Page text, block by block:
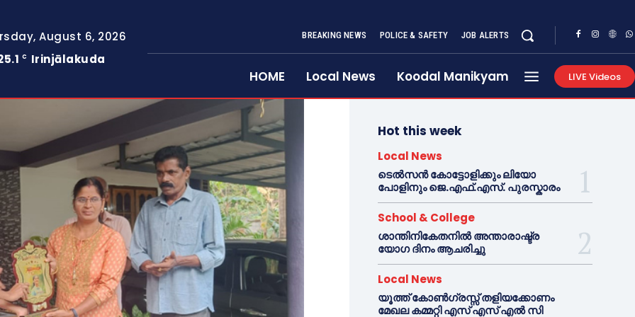
August 6, 2026
C Irinjālakuda
BREAKING NEWS POLICE & SAFETY JOB ALERTS
HOME Local News Koodal Manikyam LIVE Videos
Hot this week
Local News
ടെൽസൻ കോട്ടോളിക്കും ലിയോ
പോളിനും ജെ.എഫ്.എസ്. പുരസ്കാരം
School & College
ശാന്തിനികേതനിൽ അന്താരാഷ്ട്ര
യോഗ ദിനം ആചരിച്ചു
Local News
യൂത്ത് കോൺഗ്രസ്സ് തളിയക്കോണം
മേഖല കമ്മറ്റി എസ് എസ് എൽ സി